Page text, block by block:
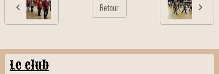
Retour
Le club